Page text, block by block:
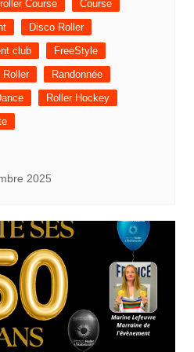
Course
Course
Disco Roller
club
FreeStyle
Roller
Randonnée
Roller Hockey
2025